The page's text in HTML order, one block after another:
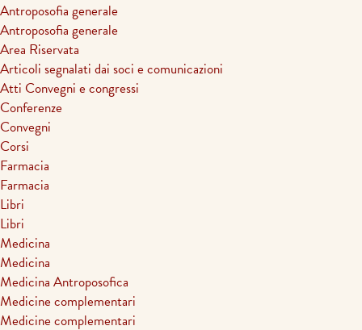
Antroposofia generale
Antroposofia generale
Area Riservata
Articoli segnalati dai soci e comunicazioni
Atti Convegni e congressi
Conferenze
Convegni
Corsi
Farmacia
Farmacia
Libri
Libri
Medicina
Medicina
Medicina Antroposofica
Medicine complementari
Medicine complementari